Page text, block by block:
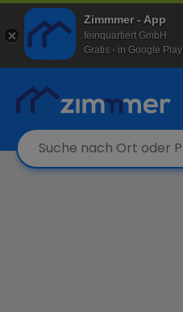
Zimmmer - App
feinquartiert GmbH
Gratis - in Google Play